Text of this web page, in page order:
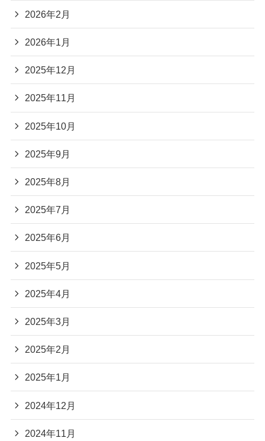
2026年5月
2026年4月
2026年3月
2026年2月
2026年1月
2025年12月
2025年11月
2025年10月
2025年9月
2025年8月
2025年7月
2025年6月
2025年5月
2025年4月
2025年3月
2025年2月